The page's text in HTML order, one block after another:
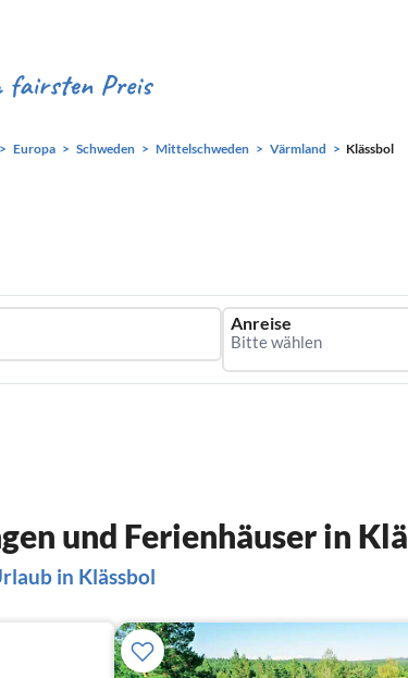
Europa Schweden Mittelschweden Värmland Klässbol
Anreise
und Ferienhäuser in
in Klässbol